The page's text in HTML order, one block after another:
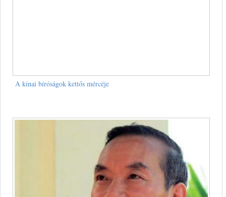
A kínai bíróságok kettős mércéje